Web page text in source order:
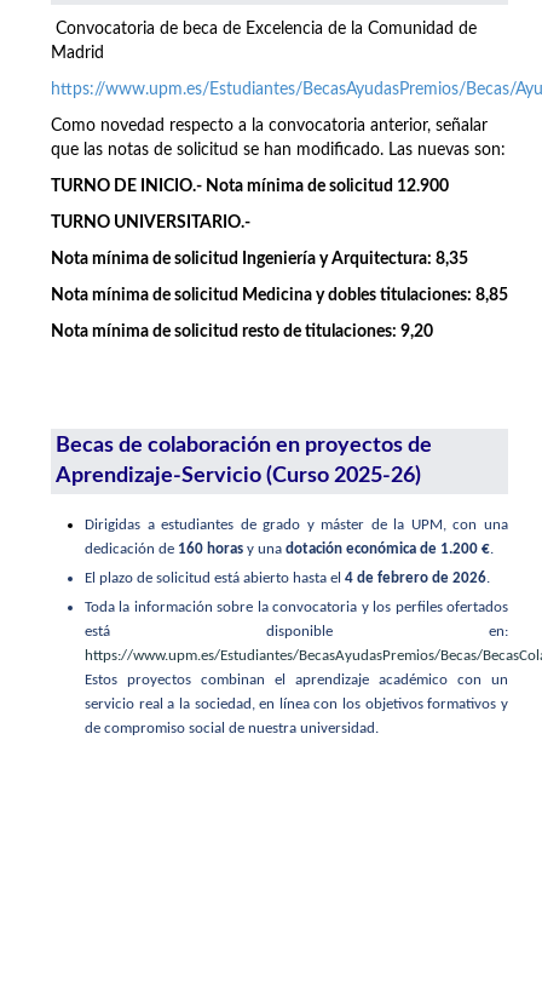
Convocatoria de beca de Excelencia de la Comunidad de
Madrid
https://www.upm.es/Estudiantes/BecasAyudasPremios/Becas/
Como novedad respecto a la convocatoria anterior, señalar
que las notas de solicitud se han modificado. Las nuevas son:
TURNO DE INICIO.- Nota mínima de solicitud 12.900
TURNO UNIVERSITARIO.-
Nota mínima de solicitud Ingeniería y Arquitectura: 8,35
Nota mínima de solicitud Medicina y dobles titulaciones: 8,85
Nota mínima de solicitud resto de titulaciones: 9,20
Becas de colaboración en proyectos de
Aprendizaje-Servicio (Curso 2025-26)
Dirigidas a estudiantes de grado y máster de la UPM, con una
dedicación de 160 horas y una dotación económica de 1.200 €
El plazo de solicitud está abierto hasta el 4 de febrero de 2026.
Toda la información sobre la convocatoria y los perfiles ofertados
está disponible en:
https://www.upm.es/Estudiantes/BecasAyudasPremios/Becas/
Estos proyectos combinan el aprendizaje académico con un
servicio real a la sociedad, en línea con los objetivos formativos y
de compromiso social de nuestra universidad.